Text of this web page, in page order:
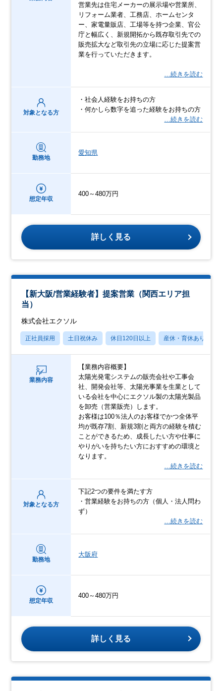
営業先は住宅メーカーの展示場や営業所、
リフォーム業者、工務店、ホームセンタ
ー、家電量販店、工場等を持つ企業、官公
庁と幅広く、新規開拓から既存取引先での
販売拡大など取引先の立場に応じた提案営
業を行っていただきます。
…続きを読む
対象となる方
・社会人経験をお持ちの方
・何かしら数字を追った経験をお持ちの方
…続きを読む
勤務地
愛知県
想定年収
400～480万円
詳しく見る
【新大阪/営業経験者】提案営業（関西エリア担
当）
株式会社エクソル
正社員採用 土日祝休み 休日120日以上 産休・育休あり
業務内容
【業務内容概要】
太陽光発電システムの販売会社や工事会
社、開発会社等、太陽光事業を生業として
いる会社を中心にエクソル製の太陽光製品
を卸売（営業販売）します。
お客様は100％法人のお客様でかつ全体平
均が既存7割、新規3割と両方の経験を積む
ことができるため、成長したい方や仕事に
やりがいを持ちたい方におすすめの環境と
なります。
…続きを読む
対象となる方
下記2つの要件を満たす方
・営業経験をお持ちの方（個人・法人問わ
ず）
…続きを読む
勤務地
大阪府
想定年収
400～480万円
詳しく見る